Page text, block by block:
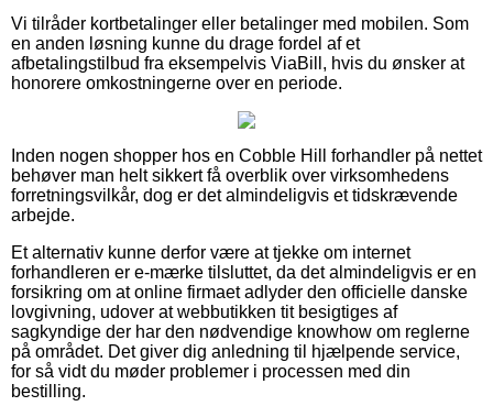
Vi tilråder kortbetalinger eller betalinger med mobilen. Som
en anden løsning kunne du drage fordel af et
afbetalingstilbud fra eksempelvis ViaBill, hvis du ønsker at
honorere omkostningerne over en periode.
Inden nogen shopper hos en Cobble Hill forhandler på nettet
behøver man helt sikkert få overblik over virksomhedens
forretningsvilkår, dog er det almindeligvis et tidskrævende
arbejde.
Et alternativ kunne derfor være at tjekke om internet
forhandleren er e-mærke tilsluttet, da det almindeligvis er en
forsikring om at online firmaet adlyder den officielle danske
lovgivning, udover at webbutikken tit besigtiges af
sagkyndige der har den nødvendige knowhow om reglerne
på området. Det giver dig anledning til hjælpende service,
for så vidt du møder problemer i processen med din
bestilling.